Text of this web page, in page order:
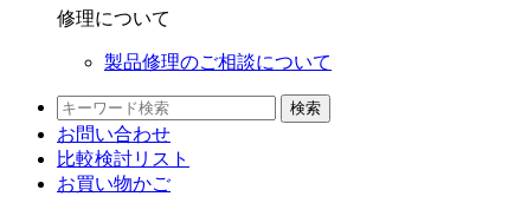
修理について
製品修理のご相談について
検索
お問い合わせ
比較検討リスト
お買い物かご